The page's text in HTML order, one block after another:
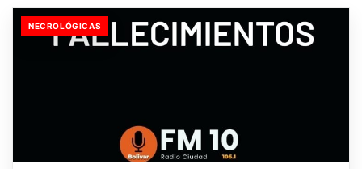
NECROLÓGICAS